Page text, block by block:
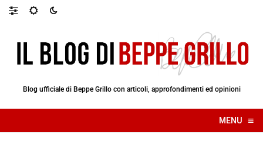
Blog ufficiale di Beppe Grillo con articoli, approfondimenti ed opinioni
MENU ≡
☰